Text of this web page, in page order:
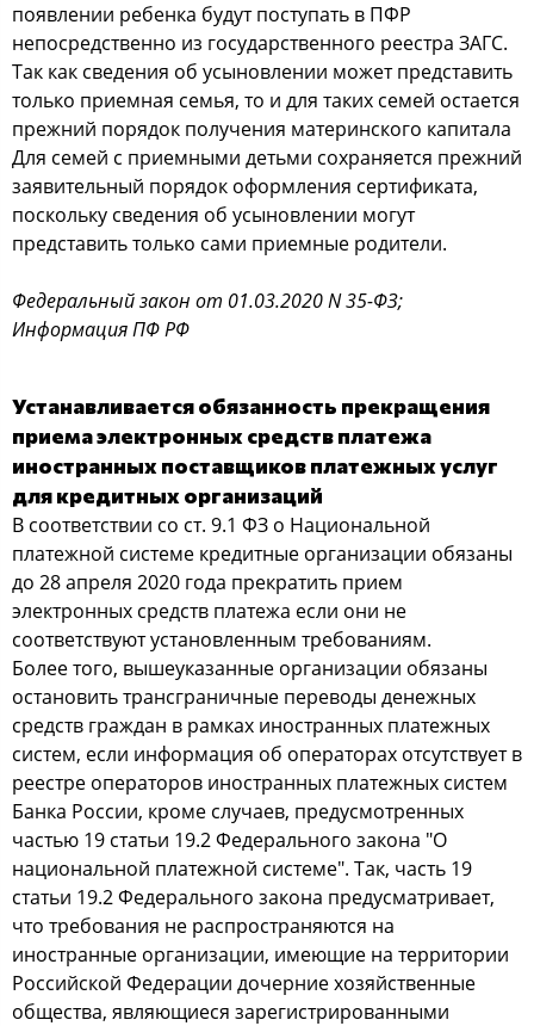
появлении ребенка будут поступать в ПФР
непосредственно из государственного реестра ЗАГС.
Так как сведения об усыновлении может представить
только приемная семья, то и для таких семей остается
прежний порядок получения материнского капитала
Для семей с приемными детьми сохраняется прежний
заявительный порядок оформления сертификата,
поскольку сведения об усыновлении могут
представить только сами приемные родители.
Федеральный закон от 01.03.2020 N 35-ФЗ;
Информация ПФ РФ
Устанавливается обязанность прекращения
приема электронных средств платежа
иностранных поставщиков платежных услуг
для кредитных организаций
В соответствии со ст. 9.1 ФЗ о Национальной
платежной системе кредитные организации обязаны
до 28 апреля 2020 года прекратить прием
электронных средств платежа если они не
соответствуют установленным требованиям.
Более того, вышеуказанные организации обязаны
остановить трансграничные переводы денежных
средств граждан в рамках иностранных платежных
систем, если информация об операторах отсутствует в
реестре операторов иностранных платежных систем
Банка России, кроме случаев, предусмотренных
частью 19 статьи 19.2 Федерального закона "О
национальной платежной системе". Так, часть 19
статьи 19.2 Федерального закона предусматривает,
что требования не распространяются на
иностранные организации, имеющие на территории
Российской Федерации дочерние хозяйственные
общества, являющиеся зарегистрированными